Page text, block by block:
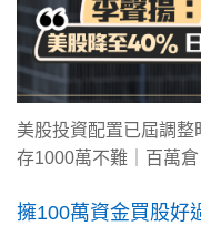
美股投資配置已屆調
存1000萬不難｜百萬倉
擁100萬資金買股好